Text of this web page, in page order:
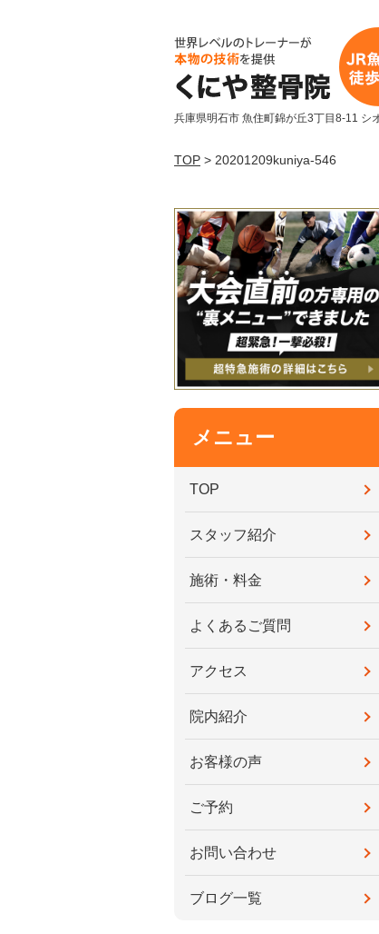
兵庫県明石市 魚住町錦が丘3丁目8-11 シ
TOP > 20201209kuniya-546
メニュー
TOP
スタッフ紹介
施術・料金
よくあるご質問
アクセス
院内紹介
お客様の声
ご予約
お問い合わせ
ブログ一覧